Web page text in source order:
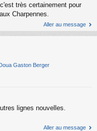
très certainement pour
Charpennes.
Aller au message
Gaston Berger
lignes nouvelles.
Aller au message